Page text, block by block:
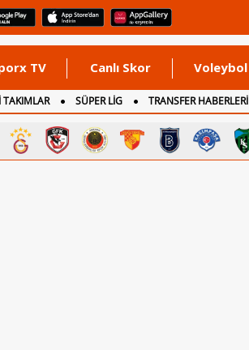
TV Canlı Skor Voleybol
TAKIMLAR SÜPER LİG TRANSFER HABERLERİ